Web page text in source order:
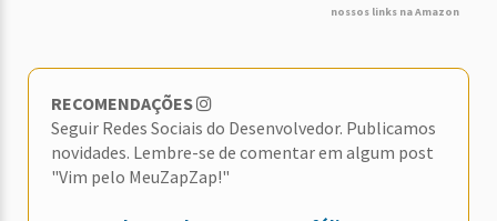
nossos links na Amazon
RECOMENDAÇÕES
Seguir Redes Sociais do Desenvolvedor. Publicamos
novidades. Lembre-se de comentar em algum post
"Vim pelo MeuZapZap!"